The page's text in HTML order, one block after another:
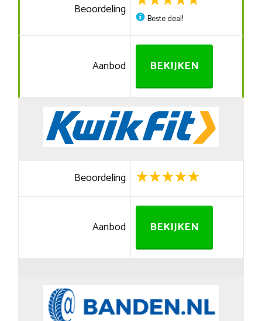
Beoordeling
Beste deal!
Aanbod BEKIJKEN
Beoordeling
Aanbod BEKIJKEN